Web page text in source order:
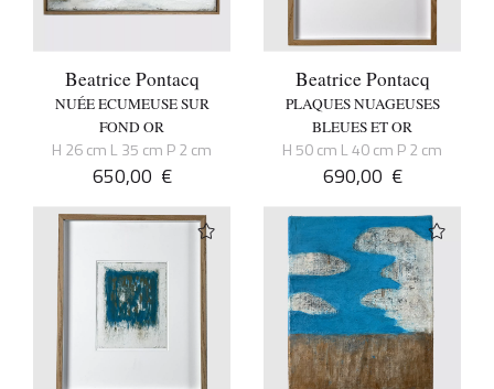
Beatrice Pontacq
NUÉE ECUMEUSE SUR
FOND OR
H 26 cm L 35 cm P 2 cm
650,00 €
Beatrice Pontacq
PLAQUES NUAGEUSES
BLEUES ET OR
H 50 cm L 40 cm P 2 cm
690,00 €